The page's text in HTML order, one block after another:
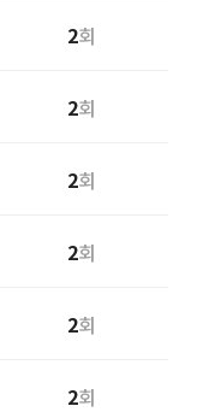
2회
2회
2회
2회
2회
2회